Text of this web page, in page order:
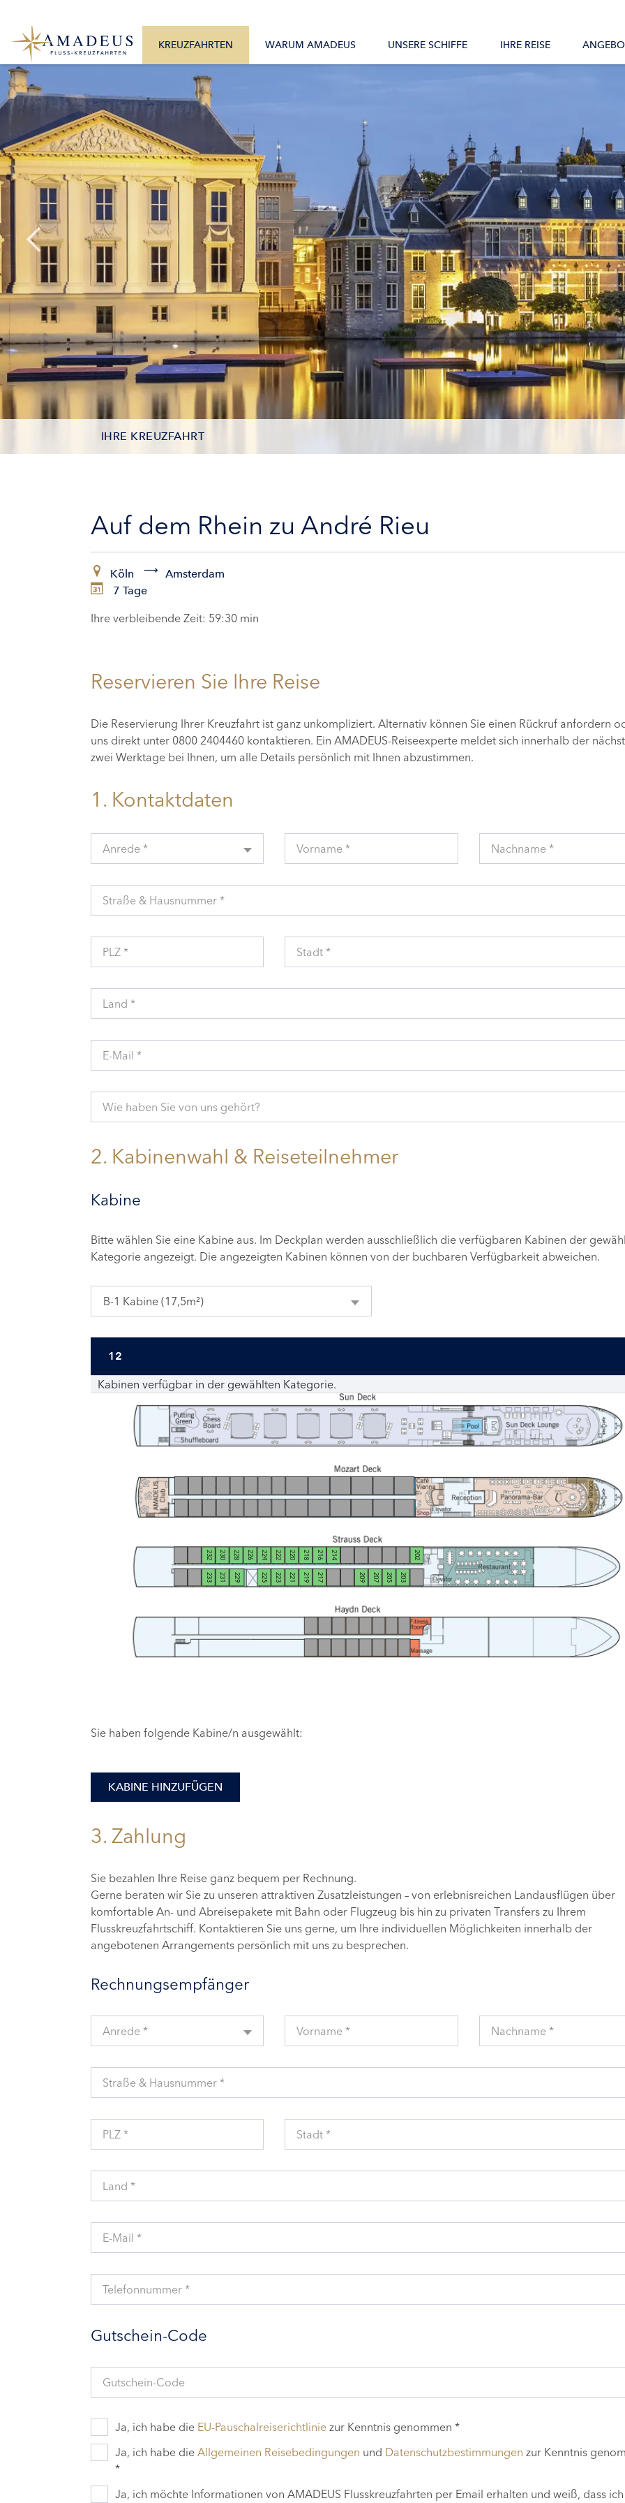
IHRE KREUZFAHRT
Auf dem Rhein zu André Rieu
Köln
Amsterdam
7 Tage
Ihre verbleibende Zeit: 59:29 min
Reservieren Sie Ihre Reise
Die Reservierung Ihrer Kreuzfahrt ist ganz unkompliziert. Alternativ können Sie einen Rückruf anfordern
uns direkt unter 0800 2404460 kontaktieren. Ein AMADEUS-Reiseexperte meldet sich innerhalb der
zwei Werktage bei Ihnen, um alle Details persönlich mit Ihnen abzustimmen.
1. Kontaktdaten
Anrede * Vorname * Nachname *
Straße & Hausnummer *
PLZ * Stadt *
Land *
E-Mail *
Wie haben Sie von uns gehört?
2. Kabinenwahl & Reiseteilnehmer
Kabine
Bitte wählen Sie eine Kabine aus. Im Deckplan werden ausschließlich die verfügbaren Kabinen der
Kategorie angezeigt. Die angezeigten Kabinen können von der buchbaren Verfügbarkeit abweichen.
B-1 Kabine (17,5m²)
12
Kabinen verfügbar in der gewählten Kategorie.
202
203
205
207
209
214
216
217
218
219
220
221
222
223
224
225
226
228
229
230
231
232
233
Sie haben folgende Kabine/n ausgewählt:
KABINE HINZUFÜGEN
3. Zahlung
Sie bezahlen Ihre Reise ganz bequem per Rechnung.
Gerne beraten wir Sie zu unseren attraktiven Zusatzleistungen – von erlebnisreichen Landausflügen über
komfortable An- und Abreisepakete mit Bahn oder Flugzeug bis hin zu privaten Transfers zu Ihrem
Flusskreuzfahrtschiff. Kontaktieren Sie uns gerne, um Ihre individuellen Möglichkeiten innerhalb der
angebotenen Arrangements persönlich mit uns zu besprechen.
Rechnungsempfänger
Anrede * Vorname * Nachname *
Straße & Hausnummer *
PLZ * Stadt *
Land *
E-Mail *
Telefonnummer *
Gutschein-Code
Gutschein-Code
Ja, ich habe die EU-Pauschalreiserichtlinie zur Kenntnis genommen *
Ja, ich habe die Allgemeinen Reisebedingungen und Datenschutzbestimmungen zur Kenntnis
*
Ja, ich möchte Informationen von AMADEUS Flusskreuzfahrten per Email erhalten und weiß, dass
KREUZFAHRTEN WARUM AMADEUS UNSERE SCHIFFE IHRE REISE
Alle Monate Mo. – Fr. 9:30 – 17:30 Uhr